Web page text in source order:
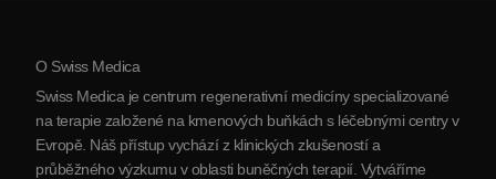
O Srbsku
Partnerství
O Swiss Medica
Swiss Medica je centrum regenerativní medicíny specializované
na terapie založené na kmenových buňkách s léčebnými centry v
Evropě. Náš přístup vychází z klinických zkušeností a
průběžného výzkumu v oblasti buněčných terapií. Vytváříme